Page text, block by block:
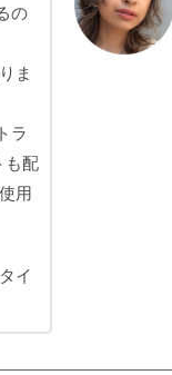
の
ま
ラ
も配
用
イ